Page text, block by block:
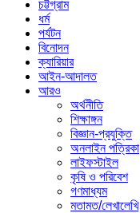
চট্টগ্রাম
ধর্ম
পর্যটন
বিনোদন
ক্যারিয়ার
আইন-আদালত
আরও
অর্থনীতি
শিক্ষাঙ্গন
বিজ্ঞান-প্রযুক্তি
অনলাইন পত্রিকা
লাইফস্টাইল
কৃষি ও পরিবেশ
গণমাধ্যম
মতামত/লেখালেখি